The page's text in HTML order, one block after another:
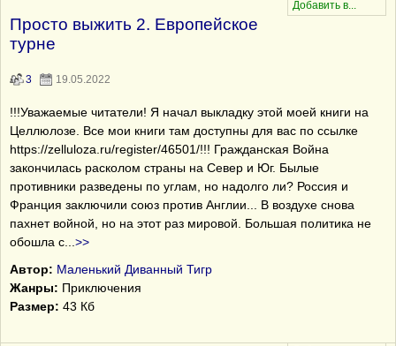
Просто выжить 2. Европейское
турне
3 19.05.2022
!!!Уважаемые читатели! Я начал выкладку этой моей книги на
Целлюлозе. Все мои книги там доступны для вас по ссылке
https://zelluloza.ru/register/46501/!!! Гражданская Война
закончилась расколом страны на Север и Юг. Былые
противники разведены по углам, но надолго ли? Россия и
Франция заключили союз против Англии... В воздухе снова
пахнет войной, но на этот раз мировой. Большая политика не
обошла с
>>
Автор: Маленький Диванный Тигр
Жанры: Приключения
Размер: 43 Кб